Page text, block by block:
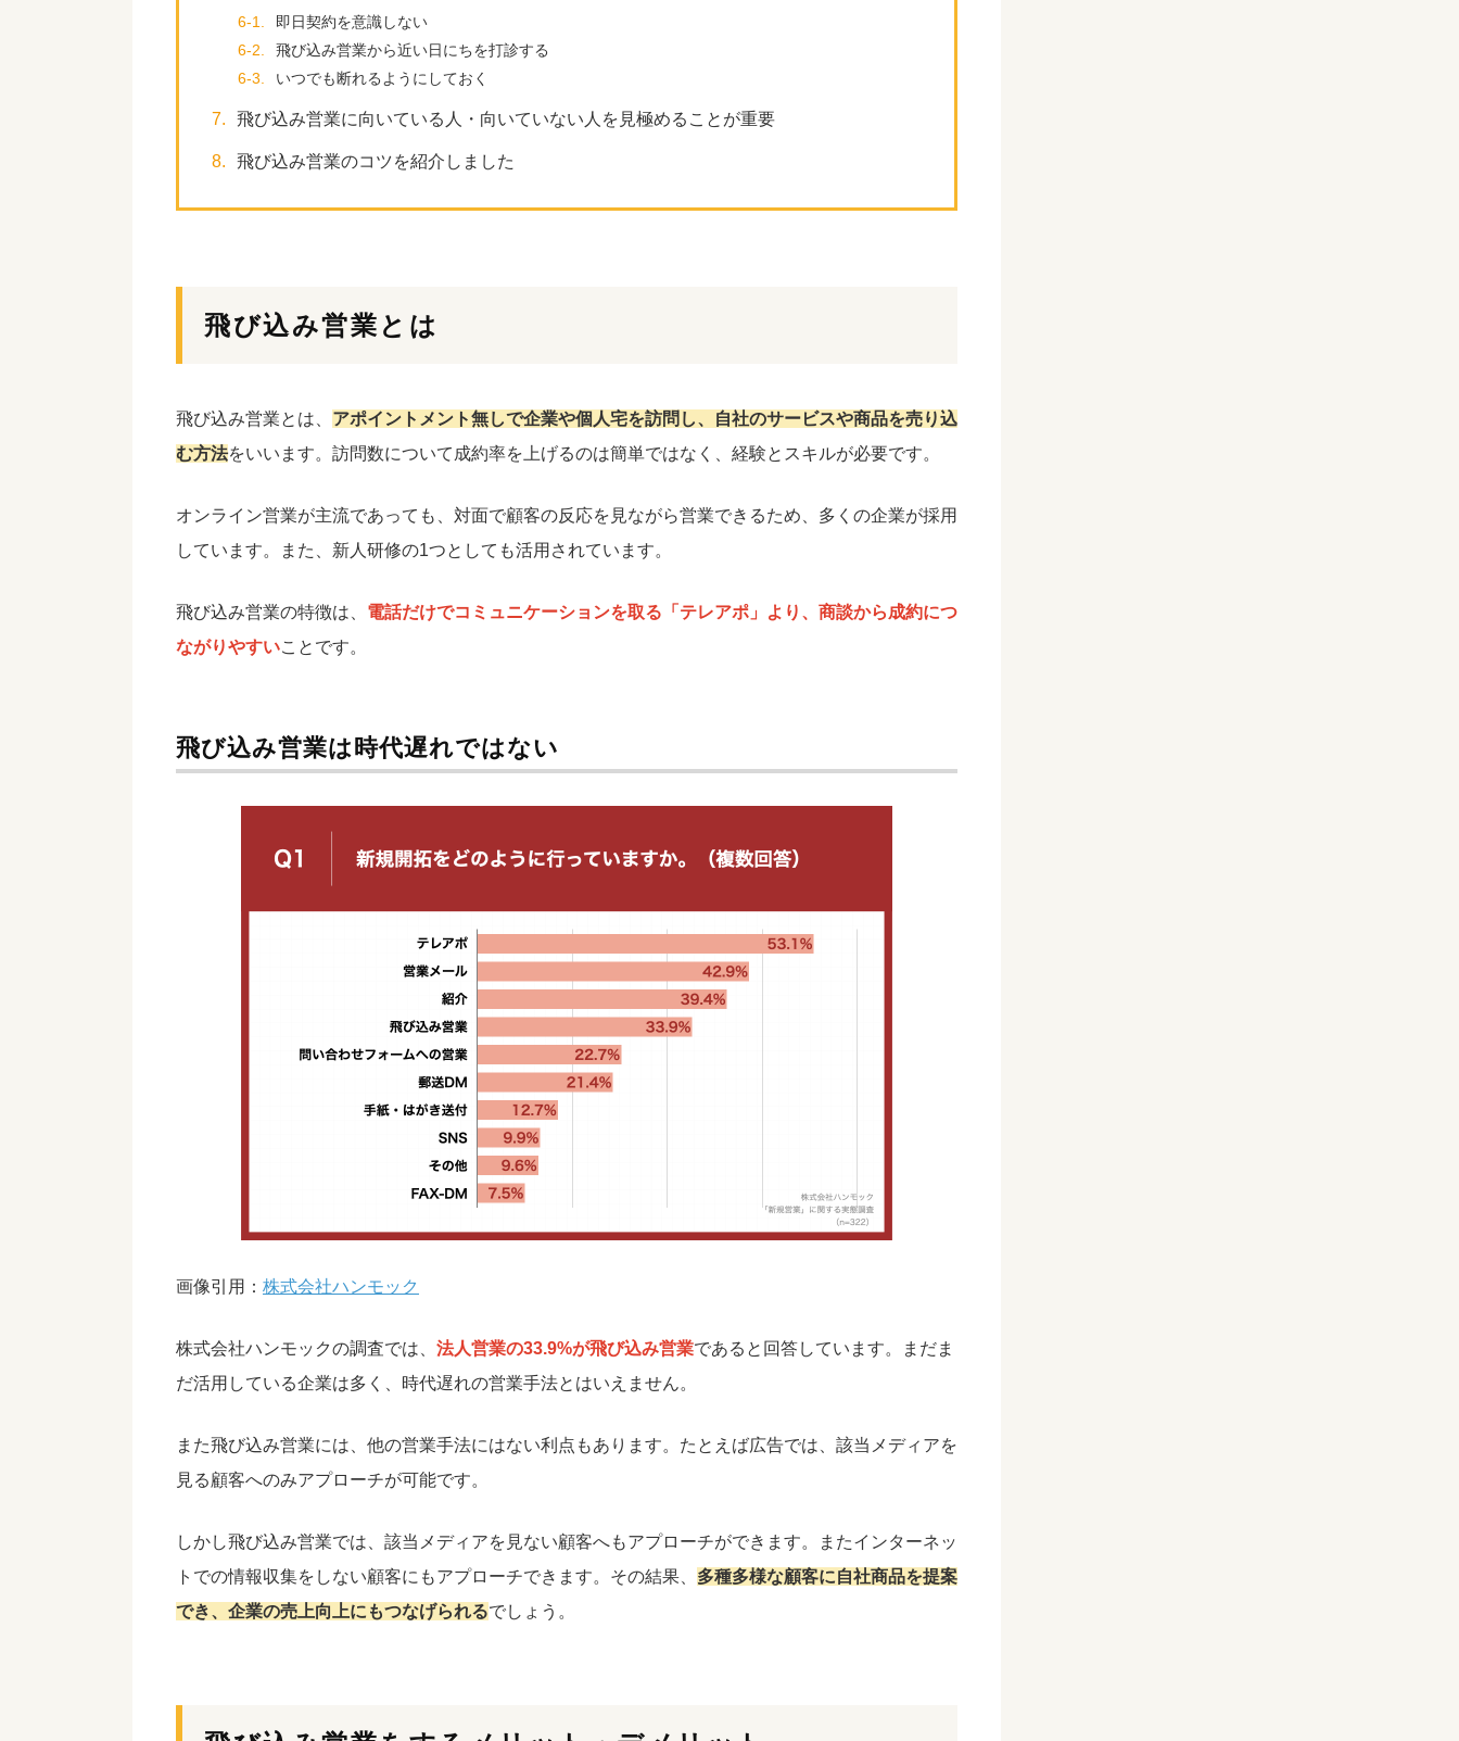
6-1.
即日契約を意識しない
6-2.
飛び込み営業から近い日にちを打診する
6-3.
いつでも断れるようにしておく
7. 飛び込み営業に向いている人・向いていない人を見極めることが重要
8. 飛び込み営業のコツを紹介しました
飛び込み営業とは
飛び込み営業とは、 アポイントメント無しで企業や個人宅を訪問し、自社のサービスや商品を売り込
む方法をいいます。訪問数について成約率を上げるのは簡単ではなく、経験とスキルが必要です。
オンライン営業が主流であっても、対面で顧客の反応を見ながら営業できるため、多くの企業が採用
しています。また、新人研修の1つとしても活用されています。
飛び込み営業の特徴は、 電話だけでコミュニケーションを取る「テレアポ」より、商談から成約につ
ながりやすいことです。
飛び込み営業は時代遅れではない
画像引用： 株式会社ハンモック
株式会社ハンモックの調査では、 法人営業の33.9%が飛び込み営業であると回答しています。まだま
だ活用している企業は多く、時代遅れの営業手法とはいえません。
また飛び込み営業には、他の営業手法にはない利点もあります。たとえば広告では、該当メディアを
見る顧客へのみアプローチが可能です。
しかし飛び込み営業では、該当メディアを見ない顧客へもアプローチができます。またインターネッ
トでの情報収集をしない顧客にもアプローチできます。その結果、 多種多様な顧客に自社商品を提案
でき、企業の売上向上にもつなげられるでしょう。